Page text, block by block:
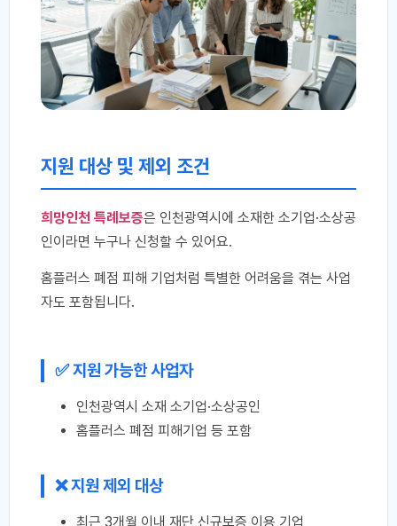
지원 대상 및 제외 조건
희망인천 특례보증은 인천광역시에 소재한 소기업·소상공
인이라면 누구나 신청할 수 있어요.
홈플러스 폐점 피해 기업처럼 특별한 어려움을 겪는 사업
자도 포함됩니다.
✅ 지원 가능한 사업자
인천광역시 소재 소기업·소상공인
홈플러스 폐점 피해기업 등 포함
❌ 지원 제외 대상
최근 3개월 이내 재단 신규보증 이용 기업